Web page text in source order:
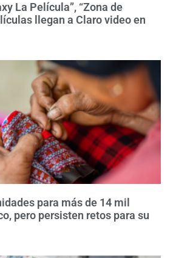
La Película”, “Zona de
llegan a Claro video en
para más de 14 mil
pero persisten retos para su